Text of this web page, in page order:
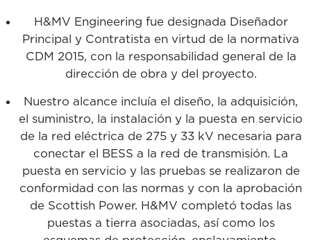
H&MV Engineering fue designada Diseñador
Principal y Contratista en virtud de la normativa
CDM 2015, con la responsabilidad general de la
dirección de obra y del proyecto.
Nuestro alcance incluía el diseño, la adquisición,
el suministro, la instalación y la puesta en servicio
de la red eléctrica de 275 y 33 kV necesaria para
conectar el BESS a la red de transmisión. La
puesta en servicio y las pruebas se realizaron de
conformidad con las normas y con la aprobación
de Scottish Power. H&MV completó todas las
puestas a tierra asociadas, así como los